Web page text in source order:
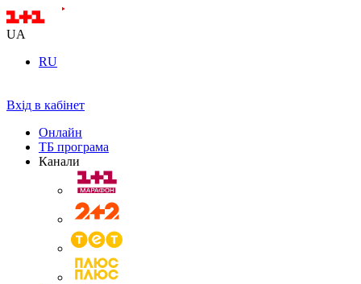
UA
RU
Вхід в кабінет
Онлайн
ТБ програма
Канали